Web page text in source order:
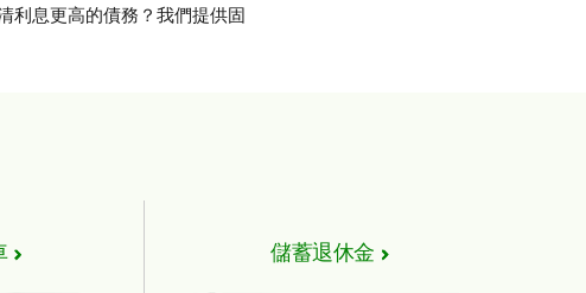
利息更高的債務？我們提供固
儲蓄退休金